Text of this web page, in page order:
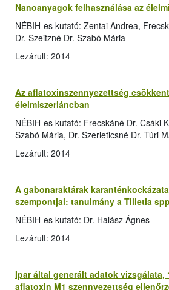
Nanoanyagok felhasználása az
NÉBIH-es kutató: Zentai Andrea,
Dr. Szeitzné Dr. Szabó Mária
Lezárult: 2014
Az aflatoxinszennyezettség
élelmiszerláncban
NÉBIH-es kutató: Frecskáné Dr. Csáki
Szabó Mária, Dr. Szerleticsné Dr. Túri
Lezárult: 2014
A gabonaraktárak
szempontjai: tanulmány a Tilletia
NÉBIH-es kutató: Dr. Halász Ágnes
Lezárult: 2014
Ipar által generált adatok vizsgálata,
aflatoxin M1 szennyezettség